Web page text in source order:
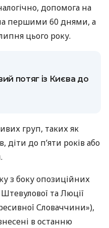
допомога на
першими 60 днями, а
цього року.
потяг із Києва до
груп, таких як
діти до п’яти років або
з боку опозиційних
та Люції
Словаччини»),
в останню